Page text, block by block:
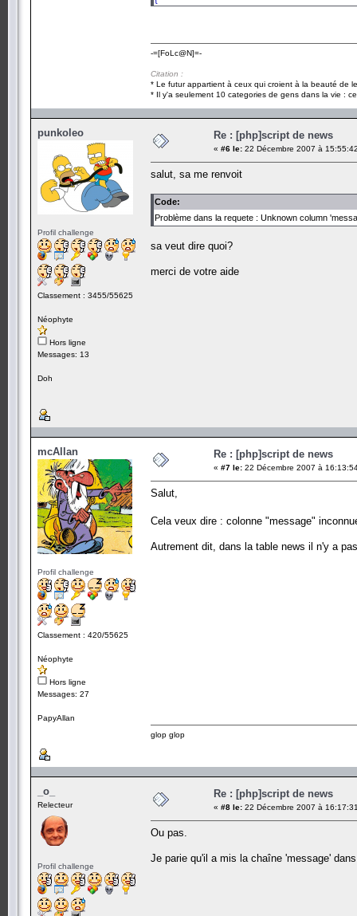
?>
-=[FoLc@N]=-
Citation :
* Le futur appartient à ceux qui croient à la beauté de
* Il y'a seulement 10 categories de gens dans la vie :
punkoleo
Profil challenge
Classement : 3455/55625
Néophyte
Hors ligne
Messages: 13
Doh
Re : [php]script de news
« #6 le: 22 Décembre 2007 à
salut, sa me renvoit
Code:
Problème dans la requete : Unknown column
sa veut dire quoi?
merci de votre aide
mcAllan
Profil challenge
Classement : 420/55625
Néophyte
Hors ligne
Messages: 27
PapyAllan
Re : [php]script de news
« #7 le: 22 Décembre 2007 à
Salut,
Cela veux dire : colonne "message"
Autrement dit, dans la table news il n'y a
glop glop
_o_
Relecteur
Profil challenge
Re : [php]script de news
« #8 le: 22 Décembre 2007 à
Ou pas.
Je parie qu'il a mis la chaîne 'message'